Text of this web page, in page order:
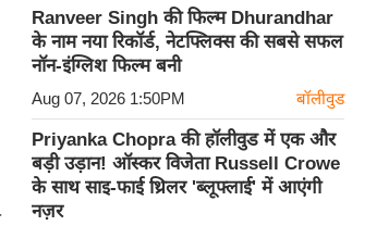
Ranveer Singh की फिल्म Dhurandhar
के नाम नया रिकॉर्ड, नेटफ्लिक्स की सबसे सफल
नॉन-इंग्लिश फिल्म बनी
Aug 07, 2026 1:50PM बॉलीवुड
Priyanka Chopra की हॉलीवुड में एक और
बड़ी उड़ान! ऑस्कर विजेता Russell Crowe
के साथ साइ-फाई थ्रिलर 'ब्लूफ्लाई' में आएंगी
नज़र